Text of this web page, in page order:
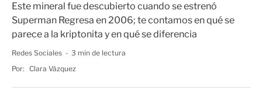
Este mineral fue descubierto cuando se estrenó
Superman Regresa en 2006; te contamos en qué se
parece a la kriptonita y en qué se diferencia
Redes Sociales
3 min de lectura
Por: Clara Vázquez